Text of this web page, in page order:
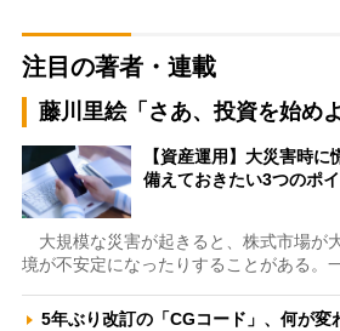
注目の著者・連載
藤川里絵「さあ、投資を始め
【資産運用】大災害時
備えておきたい3つのポ
大規模な災害が起きると、株式市場が
境が不安定になったりすることがある。
5年ぶり改訂の「CGコード」、何が変